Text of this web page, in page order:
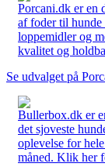
Porcani.dk er en
af foder til hunde
loppemidler og
kvalitet og
Se udvalget på
Bullerbox.dk er
det sjoveste
oplevelse for
måned. Klik her